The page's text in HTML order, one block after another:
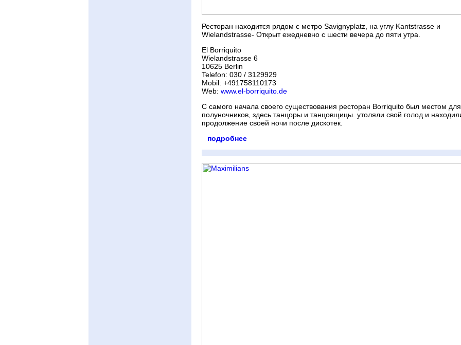
Ресторан находится рядом с метро Savignyplatz, на углу Kantstrasse и
Wielandstrasse- Открыт ежедневно с шести вечера до пяти утра.
El Borriquito
Wielandstrasse 6
10625 Berlin
Telefon: 030 / 3129929
Mobil: +491758110173
Web: www.el-borriquito.de
С самого начала своего существования ресторан Borriquito был местом для
полуночников, здесь танцоры и танцовщицы. утоляли свой голод и
продолжение своей ночи после дискотек.
подробнее